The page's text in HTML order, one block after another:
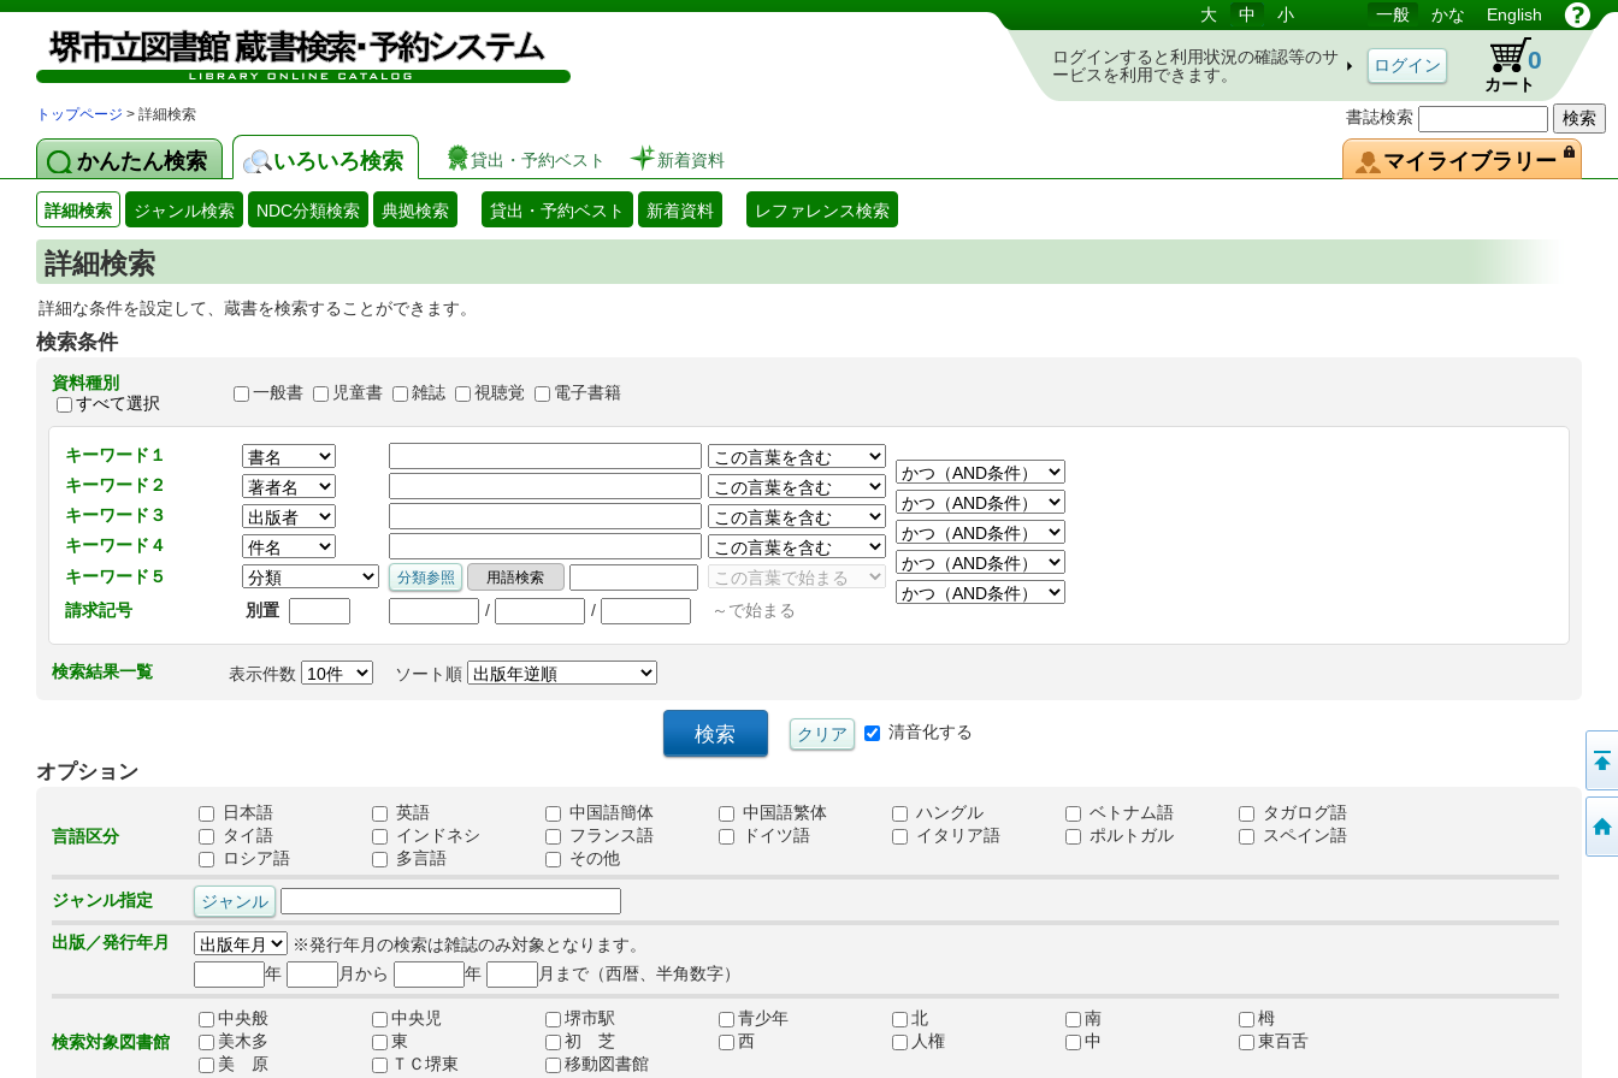
図書館 蔵書検索・予約システム
書誌検索
大 中 小 一般 かな English
ログインすると利用状況の確認等のサ
ービスを利用できます。
カート
0
トップページ > 詳細検索
かんたん検索 いろいろ検索 貸出・予約ベスト 新着資料 マイライブラリー
詳細検索 ジャンル検索 NDC分類検索 典拠検索 貸出・予約ベスト 新着資料 レファレンス検索
詳細検索
詳細な条件を設定して、蔵書を検索することができます。
検索条件
資料種別
すべて選択
一般書 児童書 雑誌 視聴覚 電子書籍
キーワード１
キーワード２
キーワード３
キーワード４
キーワード５
請求記号
別置 / / ～で始まる
検索結果一覧 表示件数 ソート順
清音化する
オプション
言語区分
日本語 英語 中国語簡体 中国語繁体 ハングル ベトナム語
タガログ語
タイ語
インドネシ フランス語 ドイツ語 イタリア語 ポルトガル
スペイン語
ロシア語
多言語 その他
ジャンル指定
出版／発行年月
※発行年月の検索は雑誌のみ対象となります。
年
月から 年 月まで（西暦、半角数字）
検索対象図書館
中央般 中央児 堺市駅 青少年 北 南
栂
美木多
東 初 芝 西 人権 中
東百舌
美 原
ＴＣ堺東 移動図書館